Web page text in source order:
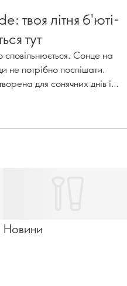
твоя літня б'юті-
тут
сповільнюється. Сонце на
не потрібно поспішати.
для сонячних днів і
гардероб для відпустки.
Новини